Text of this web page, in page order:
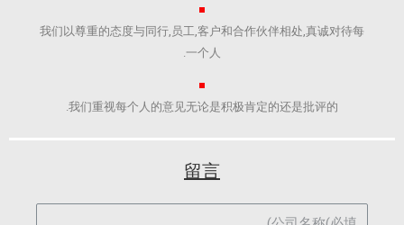
我们以尊重的态度与同行,员工,客户和合作伙伴相处,真诚对待每
一个人.
我们重视每个人的意见无论是积极肯定的还是批评的.​
留言